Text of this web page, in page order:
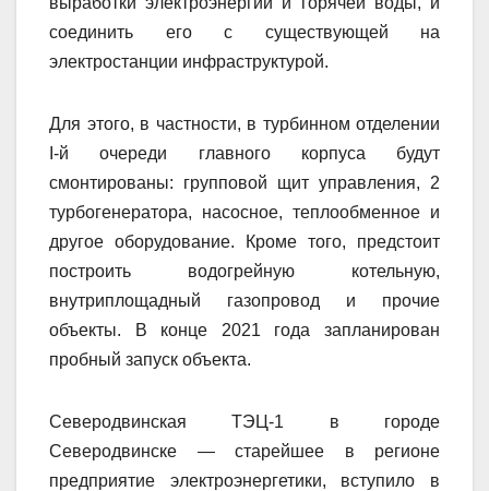
соединить его с существующей на
электростанции инфраструктурой.
Для этого, в частности, в турбинном отделении
I-й очереди главного корпуса будут
смонтированы: групповой щит управления, 2
турбогенератора, насосное, теплообменное и
другое оборудование. Кроме того, предстоит
построить водогрейную котельную,
внутриплощадный газопровод и прочие
объекты. В конце 2021 года запланирован
пробный запуск объекта.
Северодвинская ТЭЦ-1 в городе
Северодвинске — старейшее в регионе
предприятие электроэнергетики, вступило в